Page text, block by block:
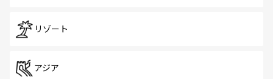
リゾート
アジア